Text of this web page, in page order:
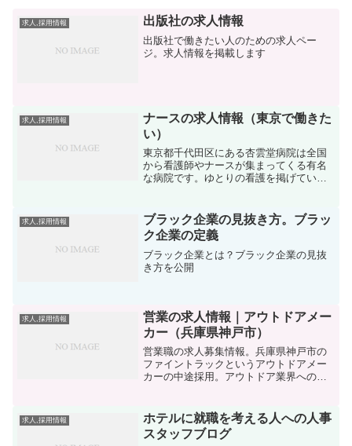
求人,採用情報 出版社の求人情報
出版社で働きたい人のための求人ペー
ジ。求人情報を掲載します
求人,採用情報
ナースの求人情報（東京で働きた
い）
東京都千代田区にある杏雲堂病院は全国
から看護師やナースが集まってくる有名
な病院です。ゆとりの看護を掲げている
求人,採用情報
ブラック企業の見抜き方。ブラッ
ク企業の定義
ブラック企業とは？ブラック企業の見抜
き方を公開
求人,採用情報
営業の求人情報｜アウトドアメー
カー（兵庫県神戸市）
営業職の求人募集情報。兵庫県神戸市の
ファイントラックというアウトドアメー
カーの中途採用。アウトドア業界への転
求人,採用情報
ホテルに就職を考える人への人事
スタッフブログ